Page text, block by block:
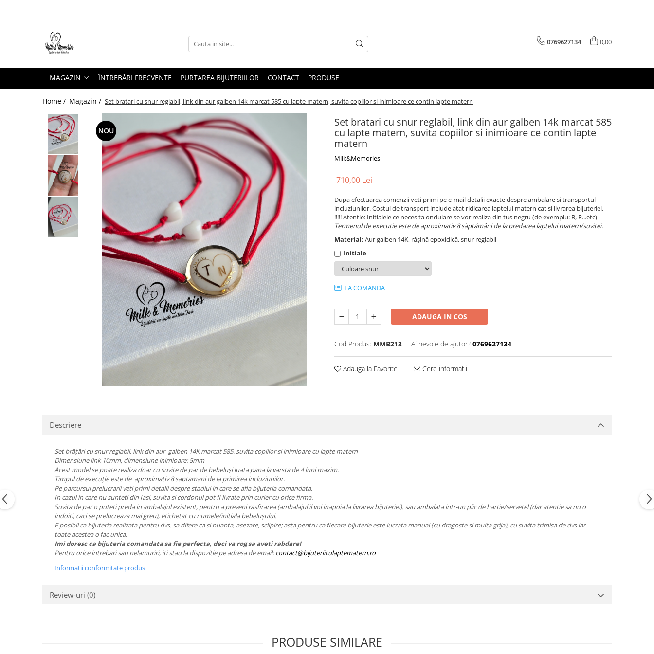
Brățări aur
Brățări argint
Pandantive aur
Pandantive argint
Vouchere Cadou
0769627134 0,00
MAGAZIN ÎNTREBĂRI FRECVENTE PURTAREA BIJUTERIILOR CONTACT PRODUSE
Home / Magazin / Set bratari cu snur reglabil, link din aur galben 14k marcat 585 cu lapte matern, suvita copiilor si inimioare ce contin lapte matern
Set bratari cu snur reglabil, link din aur galben 14k marcat 585
cu lapte matern, suvita copiilor si inimioare ce contin lapte
matern
Milk&Memories
NOU
710,00 Lei
Dupa efectuarea comenzii veti primi pe e-mail detalii exacte despre ambalare si transportul
incluziunilor. Costul de transport include atat ridicarea laptelui matern cat si livrarea bijuteriei.
!!!!! Atentie: Initialele ce necesita ondulare se vor realiza din tus negru (de exemplu: B, R...etc)
Termenul de executie este de aproximativ 8 săptămâni de la predarea laptelui matern/suvitei.
Material: Aur galben 14K, rășină epoxidică, snur reglabil
Initiale
LA COMANDA
ADAUGA IN COS
Cod Produs: MMB213 Ai nevoie de ajutor? 0769627134
Adauga la Favorite Cere informatii
Descriere
Set brățări cu snur reglabil, link din aur galben 14K marcat 585, suvita copiilor si inimioare cu lapte matern
Dimensiune link 10mm, dimensiune inimioare: 5mm
Acest model se poate realiza doar cu suvite de par de bebeluși luata pana la varsta de 4 luni maxim.
Timpul de execuție este de aproximativ 8 saptamani de la primirea incluziunilor.
Pe parcursul prelucrarii veti primi detalii despre stadiul in care se afla bijuteria comandata.
In cazul in care nu sunteti din Iasi, suvita si cordonul pot fi livrate prin curier cu orice firma.
Suvita de par o puteti preda in ambalajul existent, pentru a preveni rasfirarea (ambalajul il voi inapoia la livrarea bijuteriei), sau ambalata intr-un plic de hartie/servetel (dar atentie sa nu o
indoiti, caci se prelucreaza mai greu), etichetat cu numele/initiala bebelușului.
E posibil ca bijuteria realizata pentru dvs. sa difere ca si nuanta, asezare, sclipire; asta pentru ca fiecare bijuterie este lucrata manual (cu dragoste si multa grija), cu suvita trimisa de dvs iar
toate acestea o fac unica.
Imi doresc ca bijuteria comandata sa fie perfecta, deci va rog sa aveti rabdare!
Pentru orice intrebari sau nelamuriri, iti stau la dispozitie pe adresa de email:contact@bijuteriiculaptematern.ro
Informatii conformitate produs
Review-uri (0)
PRODUSE SIMILARE